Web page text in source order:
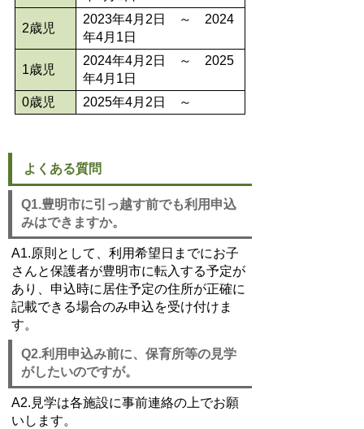
2歳児
2023年4月2日 ～ 2024
年4月1日
1歳児
2024年4月2日 ～ 2025
年4月1日
0歳児
2025年4月2日 ～
よくある質問
Q1.豊明市に引っ越す前でも利用申込
みはできますか。
A1.原則として、利用希望日までにお子
さんと保護者が豊明市に転入する予定が
あり、申込時に居住予定の住所が正確に
記載できる場合のみ申込を受け付けま
す。
Q2.利用申込み前に、保育所等の見学
がしたいのですが。
A2.見学は各施設に事前連絡の上でお願
いします。